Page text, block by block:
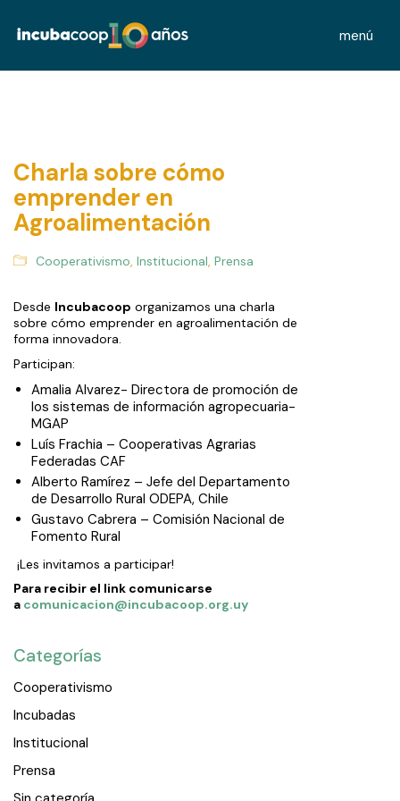
menú
Charla sobre cómo
emprender en
Agroalimentación
Cooperativismo, Institucional, Prensa
Desde Incubacoop organizamos una charla
sobre cómo emprender en agroalimentación de
forma innovadora.
Participan:
Amalia Alvarez- Directora de promoción de
los sistemas de información agropecuaria-
MGAP
Luís Frachia – Cooperativas Agrarias
Federadas CAF
Alberto Ramírez – Jefe del Departamento
de Desarrollo Rural ODEPA, Chile
Gustavo Cabrera – Comisión Nacional de
Fomento Rural
¡Les invitamos a participar!
Para recibir el link comunicarse
a comunicacion@incubacoop.org.uy
Categorías
Cooperativismo
Incubadas
Institucional
Prensa